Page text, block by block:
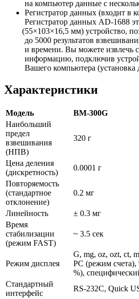
на компьютер данные с
Регистратор данных (входит в
Регистратор данных AD-1688
(55×103×16,5 мм) устройство,
до 5000 результатов
и времени. Вы можете извлечь
информацию, подключив
Вашего компьютера (установка
Характеристики
Модель
BM-300G
Наибольший
предел
взвешивания
(НПВ)
320 г
Цена деления
(дискретность)
0.0001 г
Повторяемость
(стандартное
отклонение)
0.2 мг
Линейность
± 0.3 мг
Время
стабилизации
(режим FAST)
~ 3.5 сек
Режим дисплея
G, mg, oz, ozt, ct,
PC (режим
%),
Стандартный
интерфейс
RS-232C, Quick